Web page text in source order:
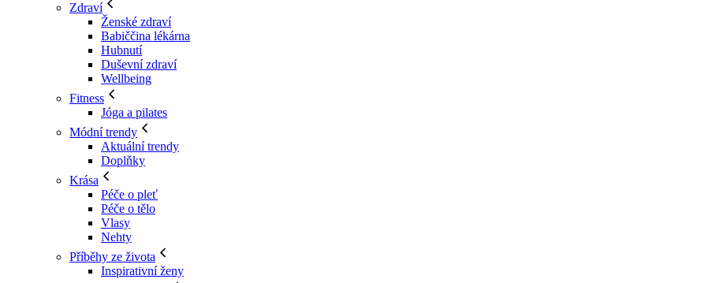
Zdraví
Ženské zdraví
Babiččina lékárna
Hubnutí
Duševní zdraví
Wellbeing
Fitness
Jóga a pilates
Módní trendy
Aktuální trendy
Doplňky
Krása
Péče o pleť
Péče o tělo
Vlasy
Nehty
Příběhy ze života
Inspirativní ženy